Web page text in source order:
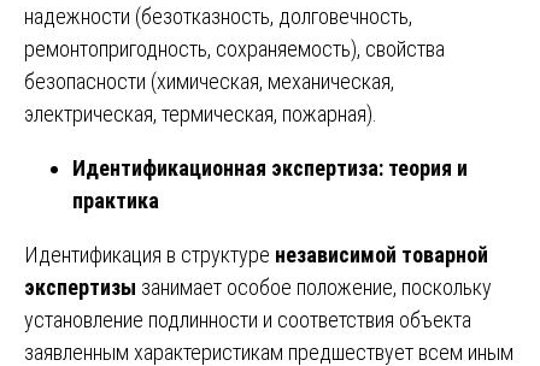
надежности (безотказность, долговечность,
ремонтопригодность, сохраняемость), свойства
безопасности (химическая, механическая,
электрическая, термическая, пожарная).
Идентификационная экспертиза: теория и
практика
Идентификация в структуре независимой товарной
экспертизы занимает особое положение, поскольку
установление подлинности и соответствия объекта
заявленным характеристикам предшествует всем иным